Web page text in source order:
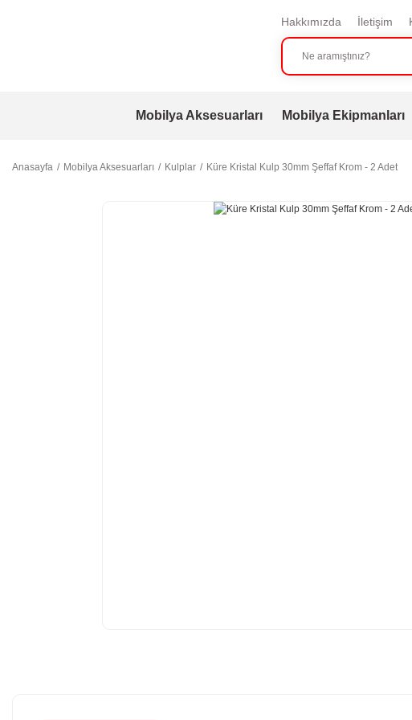
Hakkımızda İletişim
Mobilya Aksesuarları Mobilya Ekipmanları
Anasayfa Mobilya Aksesuarları Kulplar Küre Kristal Kulp 30mm Şeffaf Krom - 2 Adet